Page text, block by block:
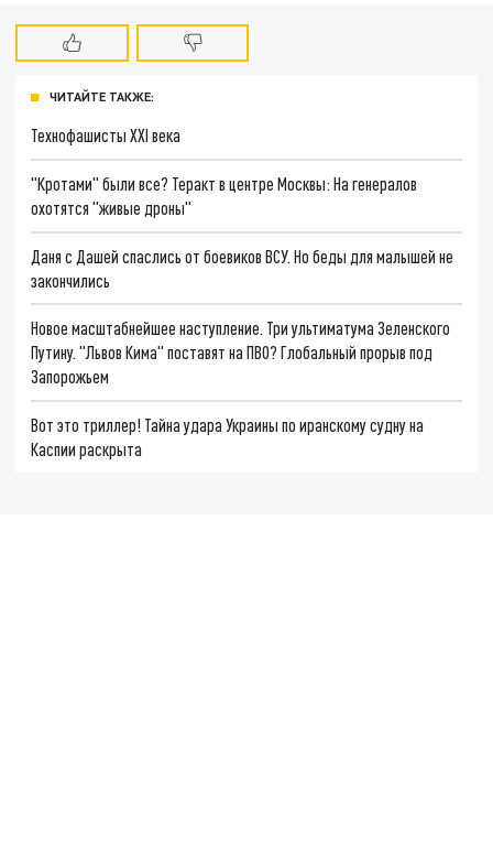
ЧИТАЙТЕ ТАКЖЕ:
Технофашисты XXI века
"Кротами" были все? Теракт в центре Москвы: На генералов
охотятся "живые дроны"
Даня с Дашей спаслись от боевиков ВСУ. Но беды для малышей не
закончились
Новое масштабнейшее наступление. Три ультиматума Зеленского
Путину. "Львов Кима" поставят на ПВО? Глобальный прорыв под
Запорожьем
Вот это триллер! Тайна удара Украины по иранскому судну на
Каспии раскрыта